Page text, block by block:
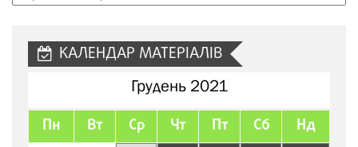
КАЛЕНДАР МАТЕРІАЛІВ
Грудень 2021
Пн Вт Ср Чт Пт Сб Нд